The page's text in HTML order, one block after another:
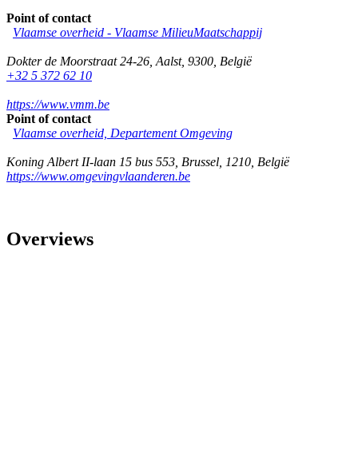
Point of contact
Vlaamse overheid - Vlaamse MilieuMaatschappij
Dokter de Moorstraat 24-26 Aalst, 9300 België
+32 5 372 62 10
https://www.vmm.be
Point of contact
Vlaamse overheid, Departement Omgeving
Koning Albert II-laan 15 bus 553 Brussel 1210 België
https://www.omgevingvlaanderen.be
Overviews